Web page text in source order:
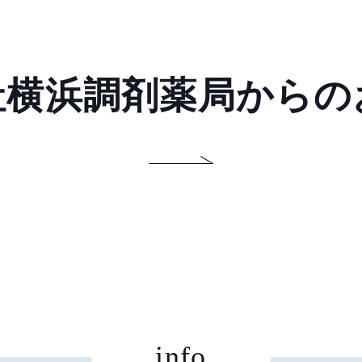
浜調剤薬局から